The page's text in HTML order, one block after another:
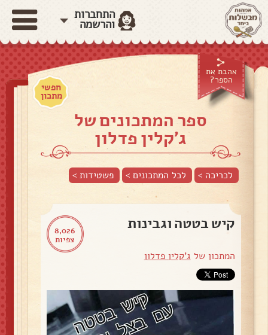
התחברות
והרשמה
אהבת את
הספר?
חפשי
מתכון
ספר המתכונים של
ג'קלין פדלון
לכריכה > לכל המתכונים > פשטידות>
8,026
צפיות
קיש בטטה וגבינות
המתכון של ג'קלין פדלון